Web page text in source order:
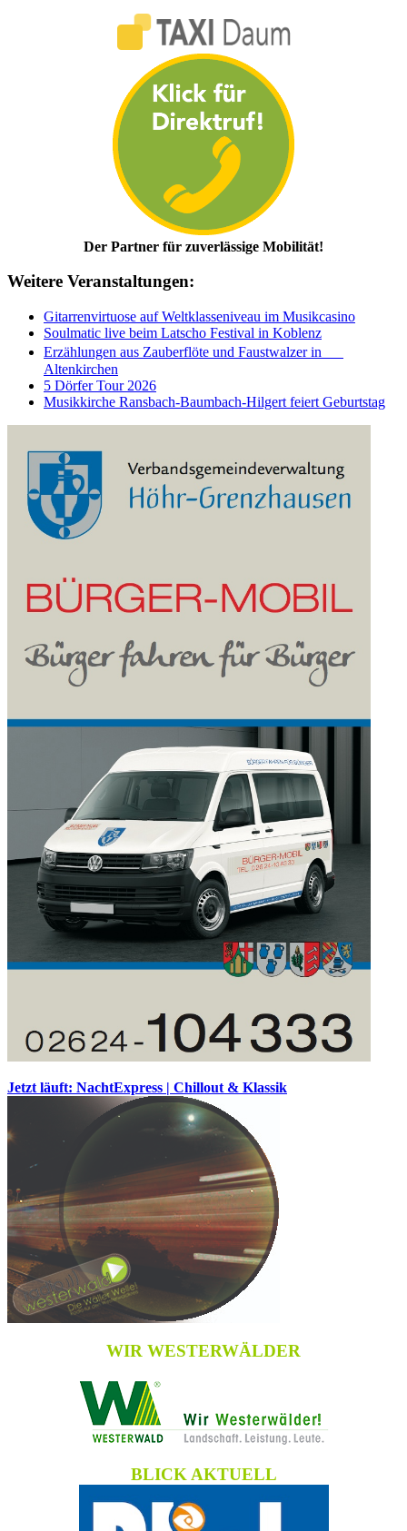
Der Partner für zuverlässige Mobilität!
Weitere Veranstaltungen:
Gitarrenvirtuose auf Weltklasseniveau im Musikcasino
Soulmatic live beim Latscho Festival in Koblenz
Erzählungen aus Zauberflöte und Faustwalzer in
Altenkirchen
5 Dörfer Tour 2026
Musikkirche Ransbach-Baumbach-Hilgert feiert Geburtstag
Jetzt läuft: NachtExpress | Chillout & Klassik
WIR WESTERWÄLDER
BLICK AKTUELL